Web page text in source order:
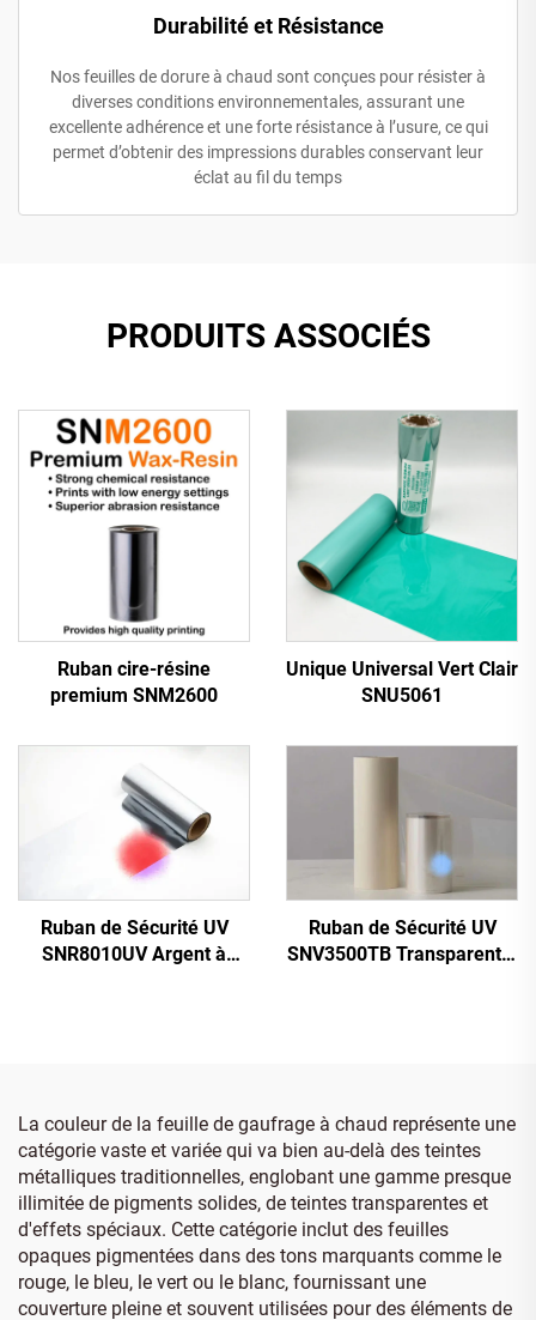
Durabilité et Résistance
Nos feuilles de dorure à chaud sont conçues pour résister à
diverses conditions environnementales, assurant une
excellente adhérence et une forte résistance à l’usure, ce qui
permet d’obtenir des impressions durables conservant leur
éclat au fil du temps
PRODUITS ASSOCIÉS
Ruban cire-résine
premium SNM2600
Unique Universal Vert Clair
SNU5061
Ruban de Sécurité UV
SNR8010UV Argent à
Ruban de Sécurité UV
SNV3500TB Transparent à
La couleur de la feuille de gaufrage à chaud représente une
catégorie vaste et variée qui va bien au-delà des teintes
métalliques traditionnelles, englobant une gamme presque
illimitée de pigments solides, de teintes transparentes et
d'effets spéciaux. Cette catégorie inclut des feuilles
opaques pigmentées dans des tons marquants comme le
rouge, le bleu, le vert ou le blanc, fournissant une
couverture pleine et souvent utilisées pour des éléments de